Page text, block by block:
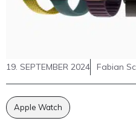
19. SEPTEMBER 2024 Fabian
Apple Watch